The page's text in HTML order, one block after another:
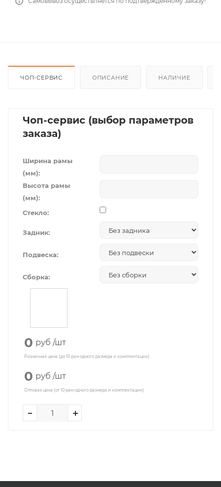
ЧОП-СЕРВИС ОПИСАНИЕ НАЛИЧИЕ
Чоп-сервис (выбор параметров
заказа)
Ширина рамы
(мм):
Высота рамы
(мм):
Стекло:
Задник:
Подвеска:
Сборка:
0 руб /шт
Розничная цена (до 10 рам одного размера и комплектации)
0 руб /шт
Оптовая цена (от 10 рам одного размера и комплектации)